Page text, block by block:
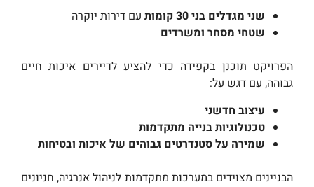
שני מגדלים בני 30 קומות
עם דירות יוקרה
שטחי מסחר ומשרדים
הפרויקט תוכנן בקפידה כדי להציע לדיירים איכות חיים
גבוהה, עם דגש על:
עיצוב חדשני
טכנולוגיות בנייה מתקדמות
שמירה על סטנדרטים גבוהים של איכות ובטיחות
הבניינים מצוידים במערכות מתקדמות לניהול אנרגיה, חניונים